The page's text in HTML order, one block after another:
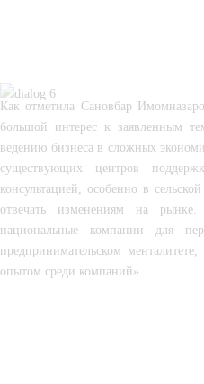
Как отметила Сановбар
большой интерес к заявленным
ведению бизнеса в сложных
существующих центров
консультацией, особенно в
отвечать изменениям на
национальные компании для
предпринимательском
опытом среди компаний».